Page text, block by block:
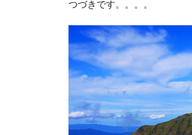
つづきです。。。。